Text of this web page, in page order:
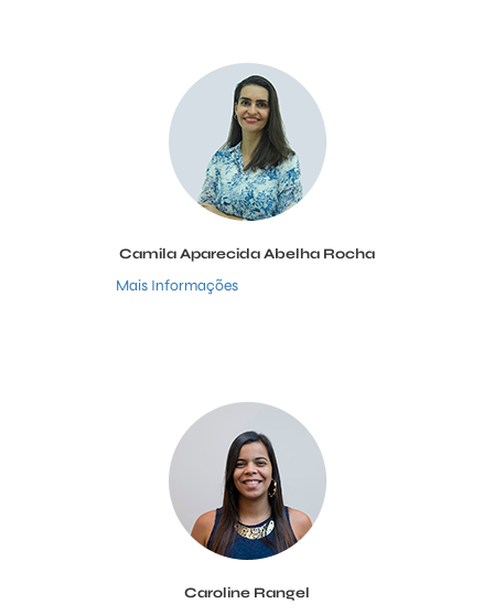
Camila Aparecida Abelha Rocha
Mais Informações
Caroline Rangel